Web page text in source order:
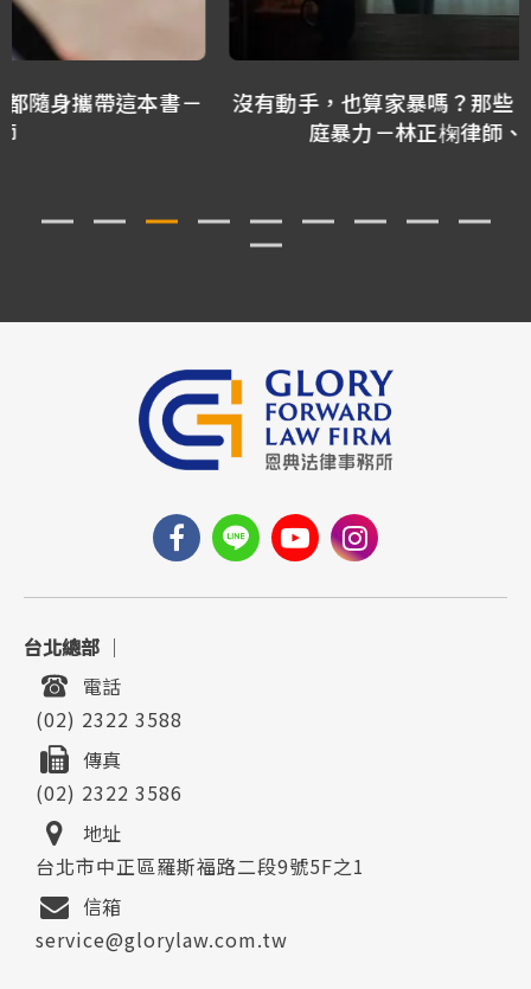
沒有動手，也算家暴嗎？那些「看不見傷口」的家
庭暴力－林正椈律師、張子潔律師
台北總部 ｜
地址
台北市中正區羅斯福路二段9號5F之1
電話
(02) 2322 3588
傳真
(02) 2322 3586
信箱
service@glorylaw.com.tw